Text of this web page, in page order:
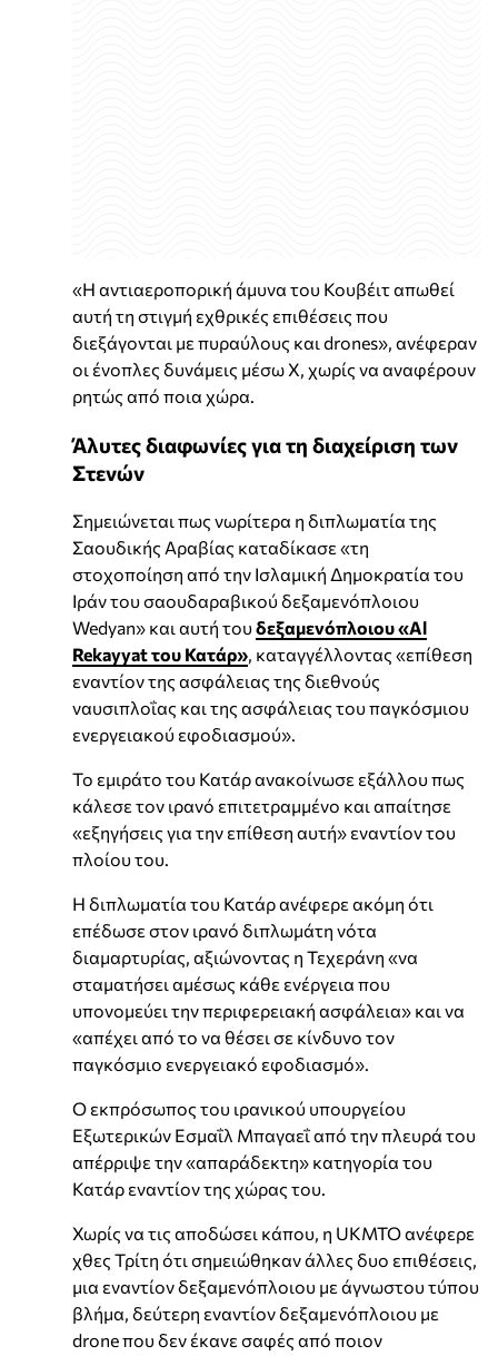
«Η αντιαεροπορική άμυνα του Κουβέιτ απωθεί
αυτή τη στιγμή εχθρικές επιθέσεις που
διεξάγονται με πυραύλους και drones», ανέφεραν
οι ένοπλες δυνάμεις μέσω X, χωρίς να αναφέρουν
ρητώς από ποια χώρα.
Άλυτες διαφωνίες για τη διαχείριση των
Στενών
Σημειώνεται πως νωρίτερα η διπλωματία της
Σαουδικής Αραβίας καταδίκασε «τη
στοχοποίηση από την Ισλαμική Δημοκρατία του
Ιράν του σαουδαραβικού δεξαμενόπλοιου
Wedyan» και αυτή τουδεξαμενόπλοιου «Al
Rekayyat του Κατάρ» , καταγγέλλοντας «επίθεση
εναντίον της ασφάλειας της διεθνούς
ναυσιπλοΐας και της ασφάλειας του παγκόσμιου
ενεργειακού εφοδιασμού».
Το εμιράτο του Κατάρ ανακοίνωσε εξάλλου πως
κάλεσε τον ιρανό επιτετραμμένο και απαίτησε
«εξηγήσεις για την επίθεση αυτή» εναντίον του
πλοίου του.
Η διπλωματία του Κατάρ ανέφερε ακόμη ότι
επέδωσε στον ιρανό διπλωμάτη νότα
διαμαρτυρίας, αξιώνοντας η Τεχεράνη «να
σταματήσει αμέσως κάθε ενέργεια που
υπονομεύει την περιφερειακή ασφάλεια» και να
«απέχει από το να θέσει σε κίνδυνο τον
παγκόσμιο ενεργειακό εφοδιασμό».
Ο εκπρόσωπος του ιρανικού υπουργείου
Εξωτερικών Εσμαΐλ Μπαγαεΐ από την πλευρά του
απέρριψε την «απαράδεκτη» κατηγορία του
Κατάρ εναντίον της χώρας του.
Χωρίς να τις αποδώσει κάπου, η UKMTO ανέφερε
χθες Τρίτη ότι σημειώθηκαν άλλες δυο επιθέσεις,
μια εναντίον δεξαμενόπλοιου με άγνωστου τύπου
βλήμα, δεύτερη εναντίον δεξαμενόπλοιου με
drone που δεν έκανε σαφές από ποιον